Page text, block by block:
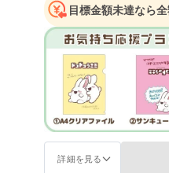
目標金額未達なら
詳細を見る